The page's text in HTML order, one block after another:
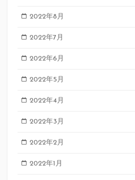
2022年8月
2022年7月
2022年6月
2022年5月
2022年4月
2022年3月
2022年2月
2022年1月